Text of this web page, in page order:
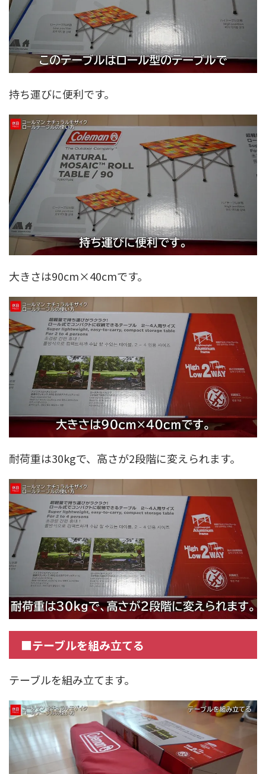
持ち運びに便利です。
大きさは90cm×40cmです。
耐荷重は30kgで、高さが2段階に変えられます。
■テーブルを組み立てる
テーブルを組み立てます。